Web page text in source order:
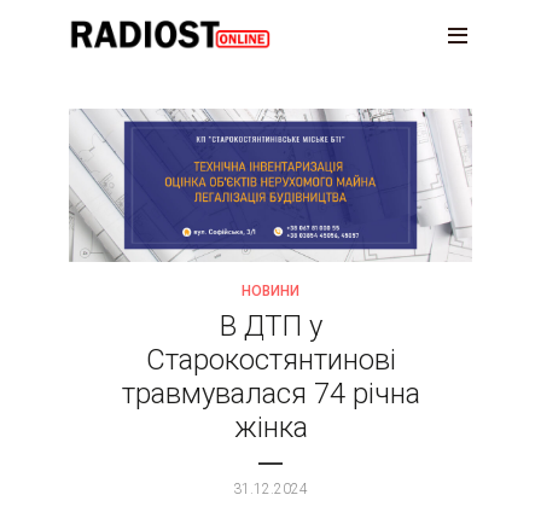
НОВИНИ
В ДТП у
Старокостянтинові
травмувалася 74 річна
жінка
31.12.2024